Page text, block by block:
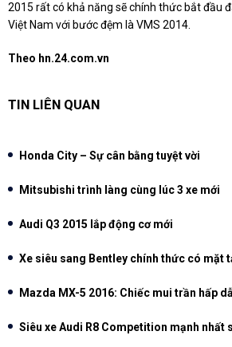
2015 rất có khả năng sẽ chính thức bắt đầu
Việt Nam với bước đệm là VMS 2014.
Theo hn.24.com.vn
TIN LIÊN QUAN
Honda City – Sự cân bằng tuyệt vời
Mitsubishi trình làng cùng lúc 3 xe mới
Audi Q3 2015 lắp động cơ mới
Xe siêu sang Bentley chính thức có mặt
Mazda MX-5 2016: Chiếc mui trần hấp
Siêu xe Audi R8 Competition mạnh nhất